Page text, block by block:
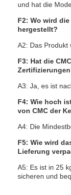
und hat die
F2: Wo wird
hergestellt?
A2: Das Produkt
F3: Hat die
A3: Ja, es ist
F4: Wie hoch
von CMC der
A4: Die
F5: Wie wird
Lieferung
A5: Es ist in 25
sicheren und